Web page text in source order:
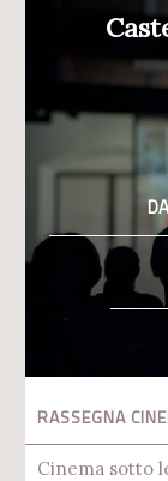
RASSEGNA
Cinema sotto